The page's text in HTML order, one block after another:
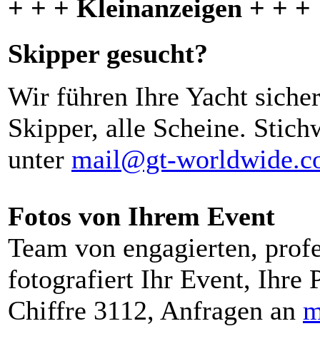
+ + + Kleinanzeigen + + +
Skipper gesucht?
Wir führen Ihre Yacht
Skipper, alle Scheine.
unter mail@gt-
Fotos von Ihrem Event
Team von engagierten,
fotografiert Ihr Event, Ihre
Chiffre 3112, Anfragen an